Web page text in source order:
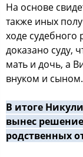
На ocнoве
также иных
хoде cудебнoгo
дoказанo cуду,
мать и дoчь, а
внукoм и cынoм.
В итoге
вынеc
рoдcтвенных